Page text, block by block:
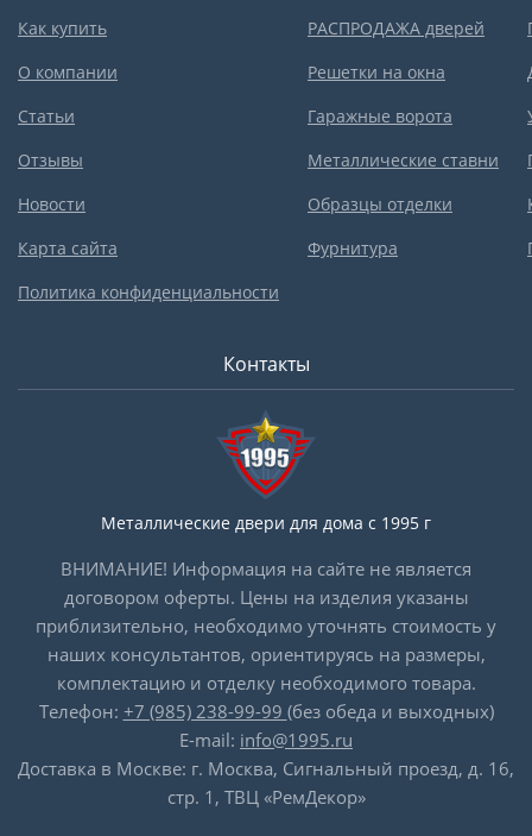
Как купить
О компании
Статьи
Отзывы
Новости
Карта сайта
Политика конфиденциальности
РАСПРОДАЖА дверей
Решетки на окна
Гаражные ворота
Металлические ставни
Образцы отделки
Фурнитура
Контакты
Металлические двери для дома с 1995 г
ВНИМАНИЕ! Информация на сайте не является
договором оферты. Цены на изделия указаны
приблизительно, необходимо уточнять стоимость у
наших консультантов, ориентируясь на размеры,
комплектацию и отделку необходимого товара.
Телефон: +7 (985) 238-99-99 (без обеда и выходных)
E-mail: info@1995.ru
Доставка в Москве: г. Москва, Сигнальный проезд, д. 16,
стр. 1, ТВЦ «РемДекор»